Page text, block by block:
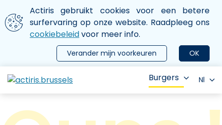
Aller au contenu principal
We gebruiken cookies
Actiris gebruikt cookies voor een betere
surfervaring op onze website. Raadpleeg ons
cookiebeleidvoor meer info.
OK
Verander mijn voorkeuren
le menu
Burgers Nl